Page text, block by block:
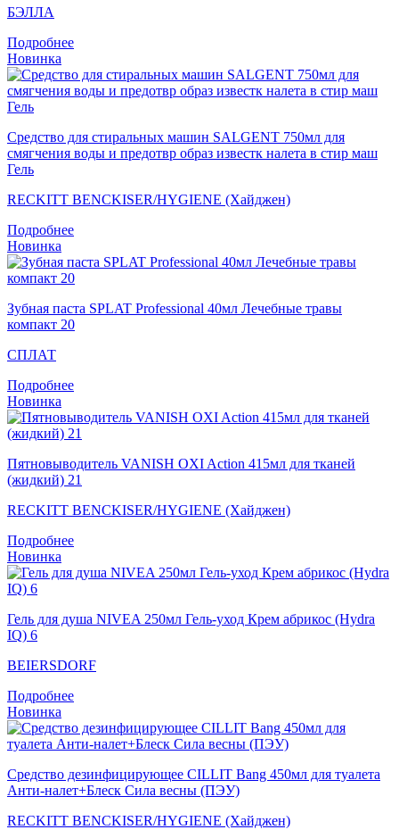
БЭЛЛА
Подробнее
Новинка
Средство для стиральных машин SALGENT 750мл для
смягчения воды и предотвр образ известк налета в стир маш
Гель
RECKITT BENCKISER/HYGIENE (Хайджен)
Подробнее
Новинка
Зубная паста SPLAT Professional 40мл Лечебные травы
компакт 20
СПЛАТ
Подробнее
Новинка
Пятновыводитель VANISH OXI Action 415мл для тканей
(жидкий) 21
RECKITT BENCKISER/HYGIENE (Хайджен)
Подробнее
Новинка
Гель для душа NIVEA 250мл Гель-уход Крем абрикос (Hydra
IQ) 6
BEIERSDORF
Подробнее
Новинка
Средство дезинфицирующее CILLIT Bang 450мл для туалета
Анти-налет+Блеск Сила весны (ПЭУ)
RECKITT BENCKISER/HYGIENE (Хайджен)